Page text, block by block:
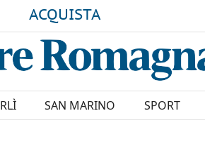
ACQUISTA
SAN MARINO SPORT